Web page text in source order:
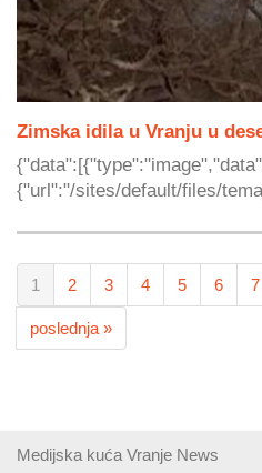
Zimska idila u Vranju u
{"url":"/sites/default/files/
1 2 3 4 5 6 7
poslednja »
Medijska kuća Vranje News